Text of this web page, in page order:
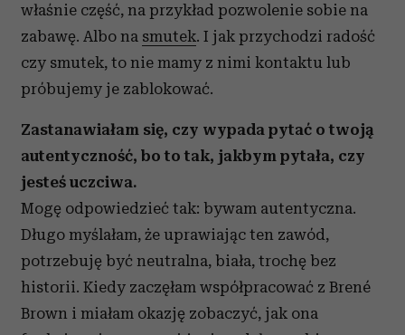
właśnie część, na przykład pozwolenie sobie na
zabawę. Albo na smutek. I jak przychodzi radość
czy smutek, to nie mamy z nimi kontaktu lub
próbujemy je zablokować.
Zastanawiałam się, czy wypada pytać o twoją
autentyczność, bo to tak, jakbym pytała, czy
jesteś uczciwa.
Mogę odpowiedzieć tak: bywam autentyczna.
Długo myślałam, że uprawiając ten zawód,
potrzebuję być neutralna, biała, trochę bez
historii. Kiedy zaczęłam współpracować z Brené
Brown i miałam okazję zobaczyć, jak ona